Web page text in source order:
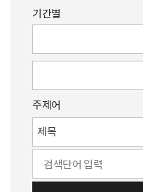
기간별
주제어